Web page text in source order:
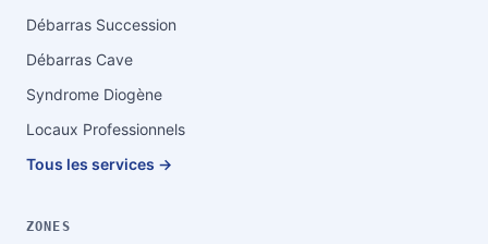
Débarras Succession
Débarras Cave
Syndrome Diogène
Locaux Professionnels
Tous les services →
ZONES